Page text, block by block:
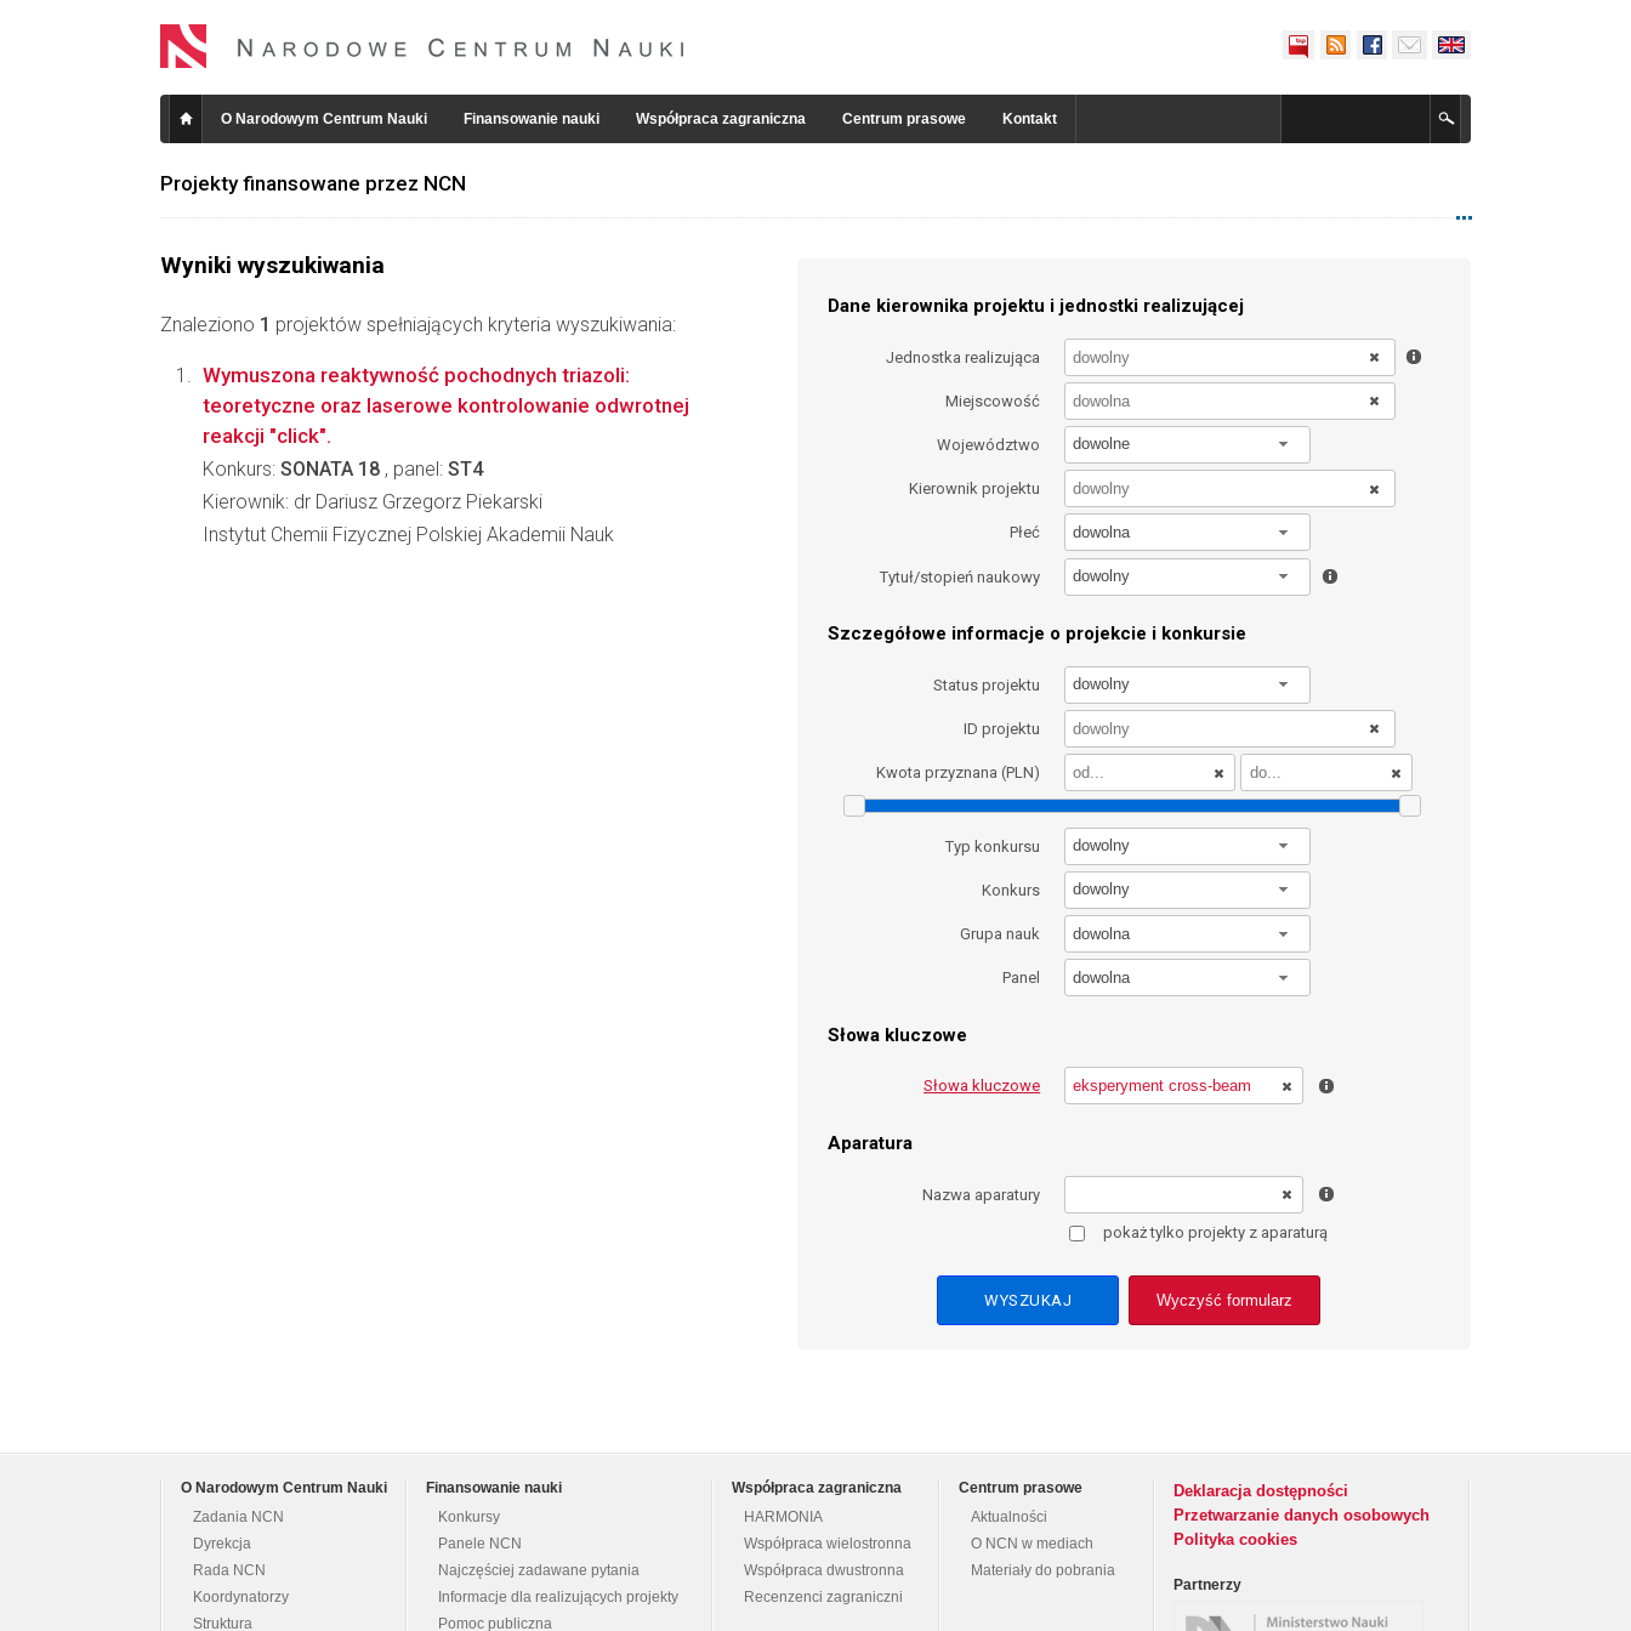
O Narodowym Centrum Nauki Finansowanie nauki Współpraca zagraniczna Centrum prasowe Kontakt
Projekty finansowane przez NCN
Wyniki wyszukiwania
Znaleziono 1 projektów spełniających kryteria wyszukiwania:
Dane kierownika projektu i jednostki realizującej
Jednostka realizująca
Miejscowość
Województwo dowolne
Kierownik projektu
Płeć dowolna
Tytuł/stopień naukowy dowolny
Szczegółowe informacje o projekcie i konkursie
Status projektu dowolny
ID projektu
Kwota przyznana (PLN)
Typ konkursu dowolny
Konkurs dowolny
Grupa nauk dowolna
Panel dowolna
Słowa kluczowe
Słowa kluczowe
Aparatura
Nazwa aparatury
pokaż tylko projekty z aparaturą
Wyczyść formularz
Wymuszona reaktywność pochodnych triazoli:
teoretyczne oraz laserowe kontrolowanie odwrotnej
reakcji "click".
Konkurs: SONATA 18 , panel: ST4
Kierownik: dr Dariusz Grzegorz Piekarski
Instytut Chemii Fizycznej Polskiej Akademii Nauk
O Narodowym Centrum Nauki
Zadania NCN
Dyrekcja
Rada NCN
Koordynatorzy
Struktura
Finansowanie nauki
Konkursy
Panele NCN
Najczęściej zadawane pytania
Informacje dla realizujących projekty
Pomoc publiczna
Współpraca zagraniczna
HARMONIA
Współpraca wielostronna
Współpraca dwustronna
Recenzenci zagraniczni
Centrum prasowe
Aktualności
O NCN w mediach
Materiały do pobrania
Deklaracja dostępności
Przetwarzanie danych osobowych
Polityka cookies
Partnerzy